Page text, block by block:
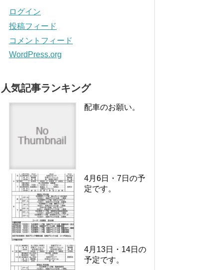
ログイン
投稿フィード
コメントフィード
WordPress.org
人気記事ランキング
配車のお願い。
4月6日・7日の予
定です。
4月13日・14日の
予定です。